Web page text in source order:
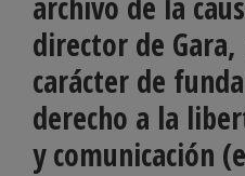
director de
carácter de
derecho a la
y comunicación